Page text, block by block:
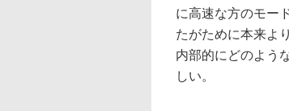
に高速な方のモー
たがために本来よ
内部的にどのよう
しい。